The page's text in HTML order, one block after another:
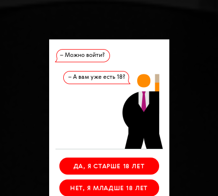
– Можно войти?
– А вам уже есть 18?
ДА, Я СТАРШЕ 18 ЛЕТ
НЕТ, Я МЛАДШЕ 18 ЛЕТ